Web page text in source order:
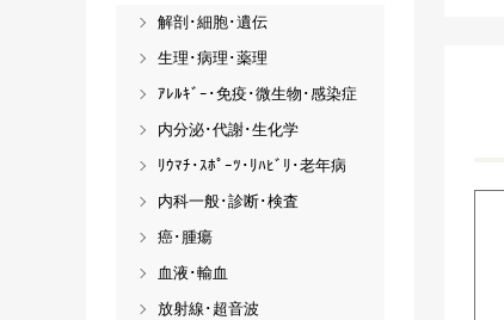
解剖･細胞･遺伝
生理･病理･薬理
ｱﾚﾙｷﾞｰ･免疫･微生物･感染症
内分泌･代謝･生化学
ﾘｳﾏﾁ･ｽﾎﾟｰﾂ･ﾘﾊﾋﾞﾘ･老年病
内科一般･診断･検査
癌･腫瘍
血液･輸血
放射線･超音波